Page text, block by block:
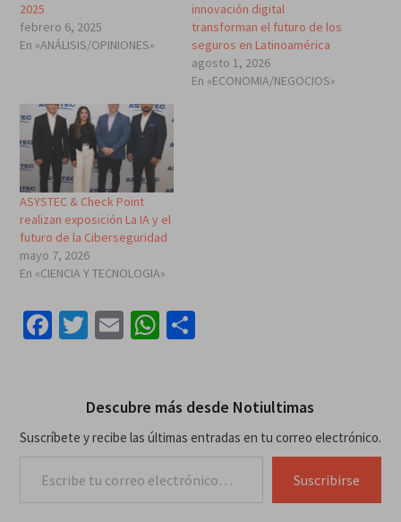
2025
febrero 6, 2025
En «ANÁLISIS/OPINIONES»
innovación digital
transforman el futuro de los
seguros en Latinoamérica
agosto 1, 2026
En «ECONOMIA/NEGOCIOS»
ASYSTEC & Check Point
realizan exposición La IA y el
futuro de la Ciberseguridad
mayo 7, 2026
En «CIENCIA Y TECNOLOGIA»
Facebook
Twitter
EmailWhatsApp
Compartir
Descubre más desde Notiultimas
Suscríbete y recibe las últimas entradas en tu correo electrónico.
Suscribirse